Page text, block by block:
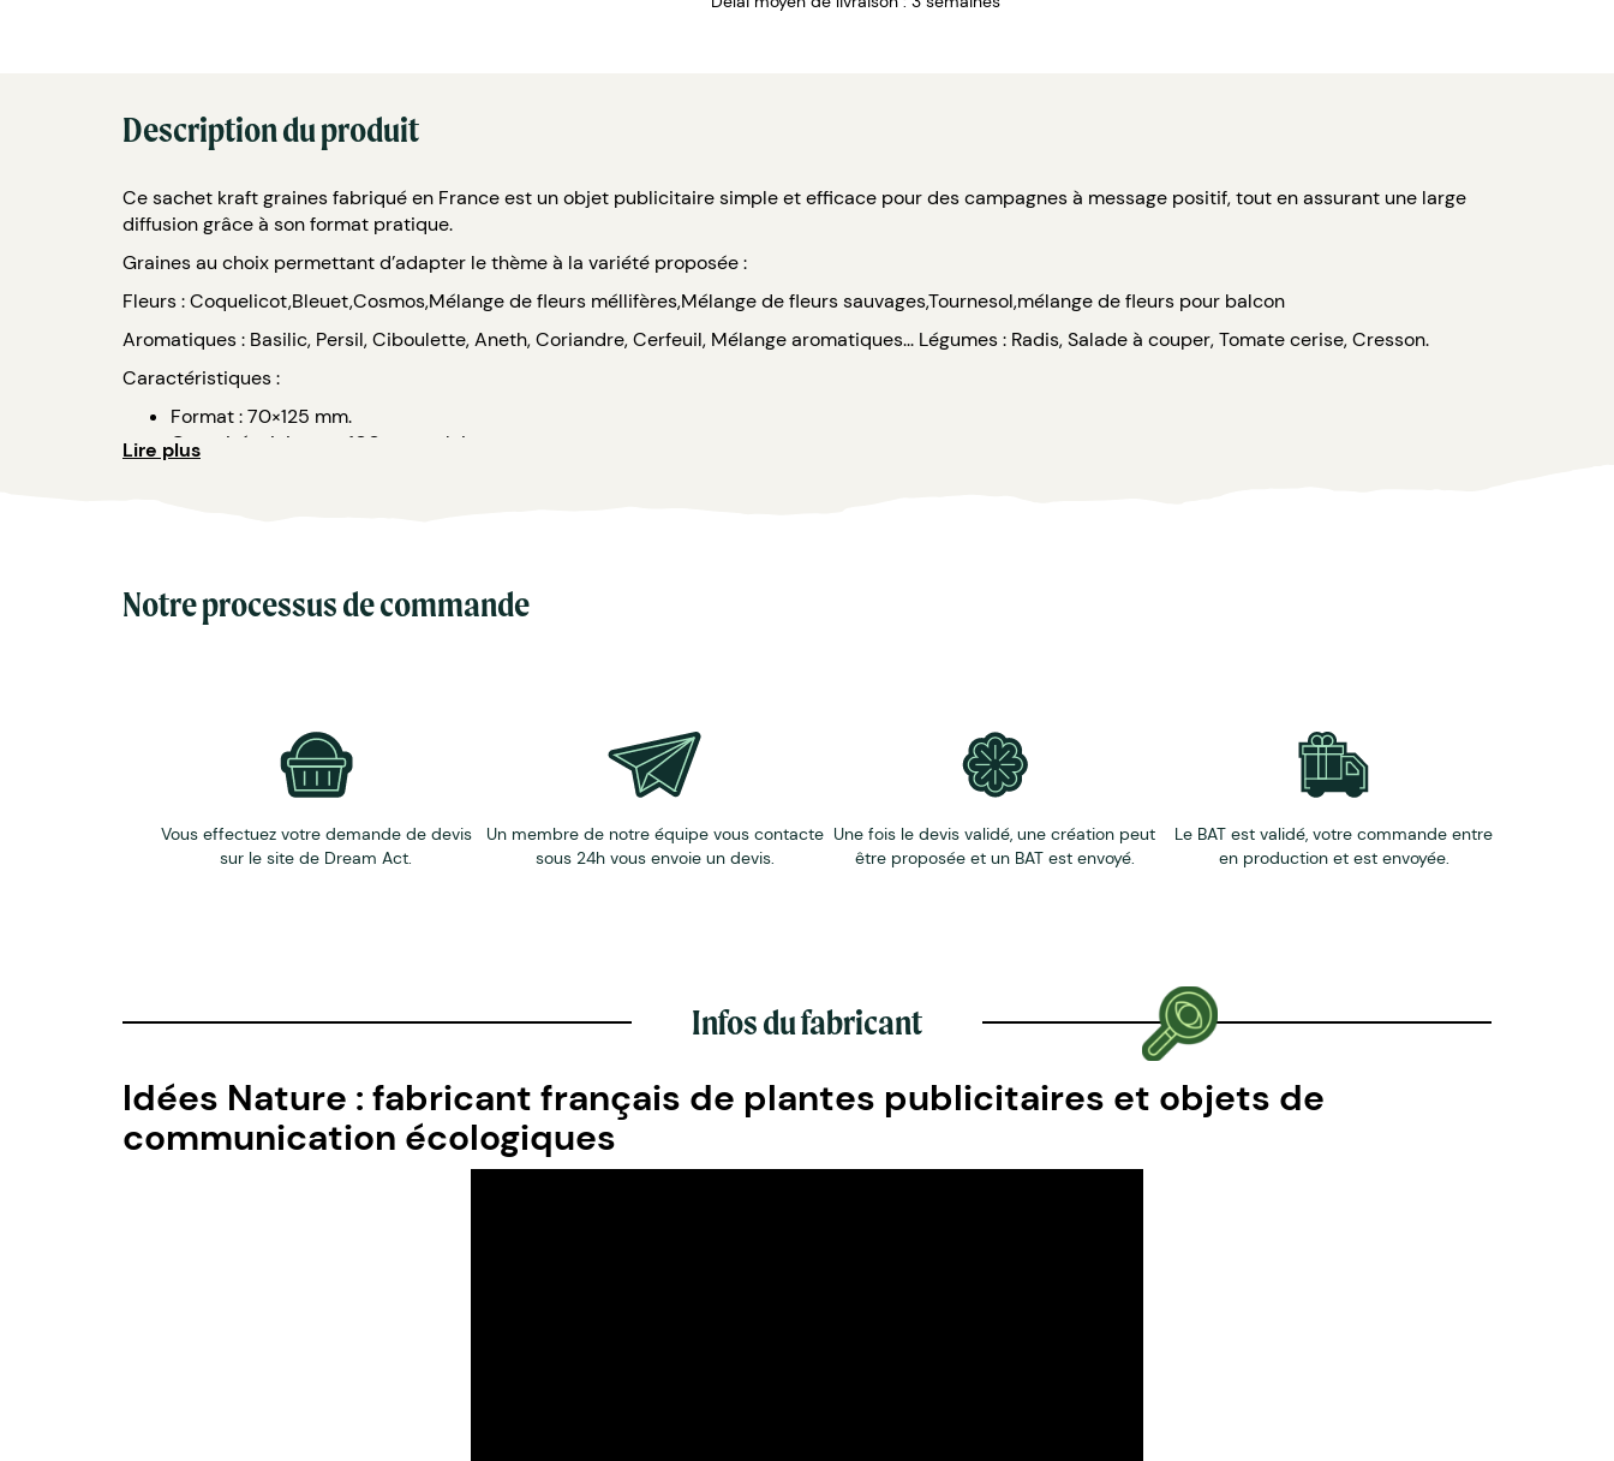
Description du produit
Ce sachet kraft graines fabriqué en France est un objet publicitaire simple et efficace pour des campagnes à message positif, tout en assurant une large
diffusion grâce à son format pratique.
Graines au choix permettant d’adapter le thème à la variété proposée :
Fleurs : Coquelicot,Bleuet,Cosmos,Mélange de fleurs méllifères,Mélange de fleurs sauvages,Tournesol,mélange de fleurs pour balcon
Aromatiques : Basilic, Persil, Ciboulette, Aneth, Coriandre, Cerfeuil, Mélange aromatiques... Légumes : Radis, Salade à couper, Tomate cerise, Cresson.
Caractéristiques :
Format : 70×125 mm.
Quantité minimum : 100 exemplaires.
Lire plus
Notre processus de commande
Vous effectuez votre demande de devis
sur le site de Dream Act.
Un membre de notre équipe vous contacte
sous 24h vous envoie un devis.
Une fois le devis validé, une création peut
être proposée et un BAT est envoyé.
Le BAT est validé, votre commande entre
en production et est envoyée.
Infos du fabricant
Idées Nature : fabricant français de plantes publicitaires et objets de
communication écologiques